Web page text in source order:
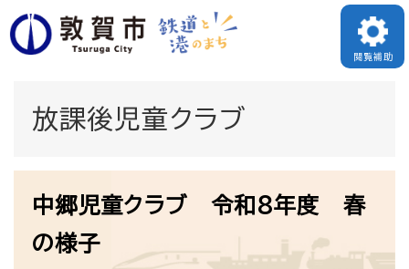
ペ
ー
頭
メニューを飛ばして本文へ
閲覧補助
放課後児童クラブ
中郷児童クラブ 令和8年度 春
の様子